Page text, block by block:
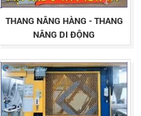
THANG NÂNG HÀNG - THANG
NÂNG DI ĐỘNG